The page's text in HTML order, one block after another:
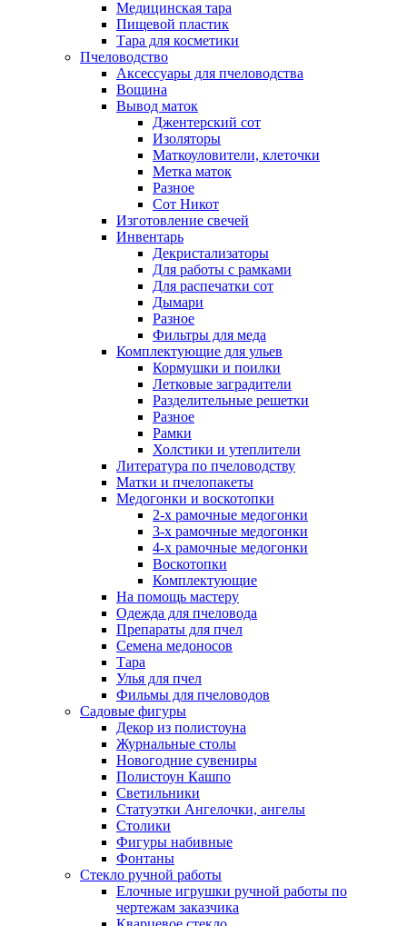
Медицинская тара
Пищевой пластик
Тара для косметики
Пчеловодство
Аксессуары для пчеловодства
Вощина
Вывод маток
Джентерский сот
Изоляторы
Маткоуловители, клеточки
Метка маток
Разное
Сот Никот
Изготовление свечей
Инвентарь
Декристализаторы
Для работы с рамками
Для распечатки сот
Дымари
Разное
Фильтры для меда
Комплектующие для ульев
Кормушки и поилки
Летковые заградители
Разделительные решетки
Разное
Рамки
Холстики и утеплители
Литература по пчеловодству
Матки и пчелопакеты
Медогонки и воскотопки
2-х рамочные медогонки
3-х рамочные медогонки
4-х рамочные медогонки
Воскотопки
Комплектующие
На помощь мастеру
Одежда для пчеловода
Препараты для пчел
Семена медоносов
Тара
Улья для пчел
Фильмы для пчеловодов
Садовые фигуры
Декор из полистоуна
Журнальные столы
Новогодние сувениры
Полистоун Кашпо
Светильники
Статуэтки Ангелочки, ангелы
Столики
Фигуры набивные
Фонтаны
Стекло ручной работы
Елочные игрушки ручной работы по
чертежам заказчика